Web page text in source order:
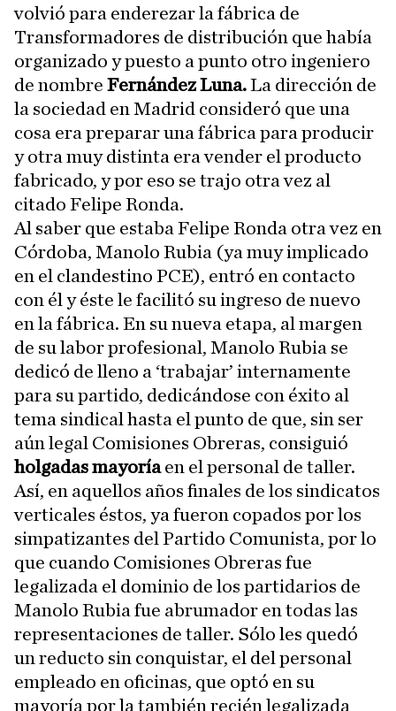
volvió para enderezar la fábrica de
Transformadores de distribución que había
organizado y puesto a punto otro ingeniero
de nombre Fernández Luna.La dirección de
la sociedad en Madrid consideró que una
cosa era preparar una fábrica para producir
y otra muy distinta era vender el producto
fabricado, y por eso se trajo otra vez al
citado Felipe Ronda.
Al saber que estaba Felipe Ronda otra vez en
Córdoba, Manolo Rubia (ya muy implicado
en el clandestino PCE), entró en contacto
con él y éste le facilitó su ingreso de nuevo
en la fábrica. En su nueva etapa, al margen
de su labor profesional, Manolo Rubia se
dedicó de lleno a ‘trabajar’ internamente
para su partido, dedicándose con éxito al
tema sindical hasta el punto de que, sin ser
aún legal Comisiones Obreras, consiguió
holgadas mayoríaen el personal de taller.
Así, en aquellos años finales de los sindicatos
verticales éstos, ya fueron copados por los
simpatizantes del Partido Comunista, por lo
que cuando Comisiones Obreras fue
legalizada el dominio de los partidarios de
Manolo Rubia fue abrumador en todas las
representaciones de taller. Sólo les quedó
un reducto sin conquistar, el del personal
empleado en oficinas, que optó en su
mayoría por la también recién legalizada